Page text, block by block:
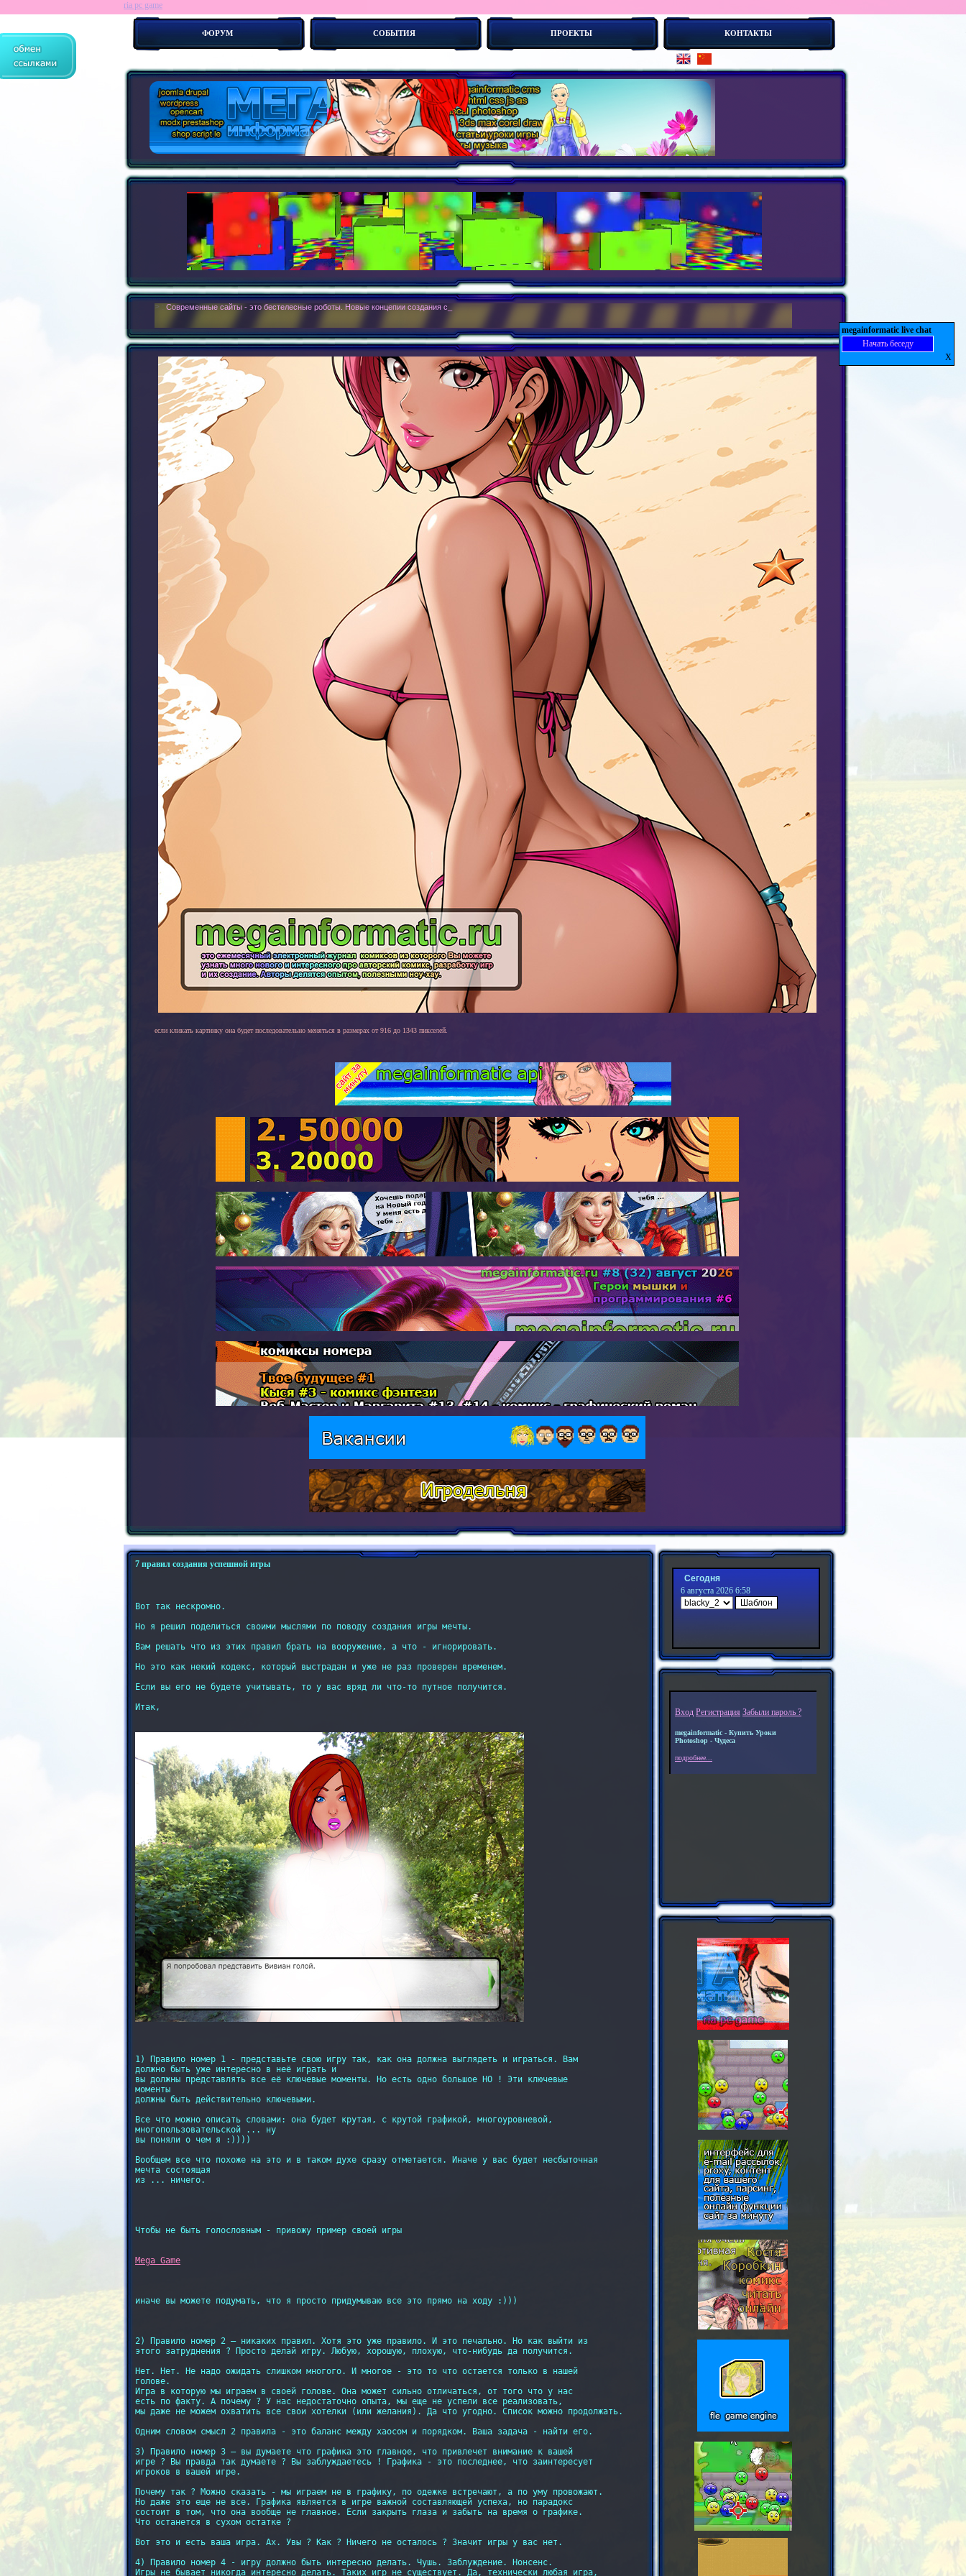
ФОРУМ СОБЫТИЯ ПРОЕКТЫ КОНТАКТЫ
ria pc game
> : Современные сайты - это бестелесные роботы. Новые концепии создания сайтов - дескриптивно-субтрактивный подход.
если кликать картинку она будет последовательно меняться в размерах от 916 до 1343 пикселей.
7 правил создания успешной игры
Вот так нескромно.
Но я решил поделиться своими мыслями по поводу создания игры мечты.
Вам решать что из этих правил брать на вооружение, а что - игнорировать.
Но это как некий кодекс, который выстрадан и уже не раз проверен временем.
Если вы его не будете учитывать, то у вас вряд ли что-то путное получится.
Итак,
1) Правило номер 1 - представьте свою игру так, как она должна выглядеть и играться. Вам
должно быть уже интересно в неё играть и
вы должны представлять все её ключевые моменты. Но есть одно большое НО ! Эти ключевые
моменты
должны быть действительно ключевыми.
Все что можно описать словами: она будет крутая, с крутой графикой, многоуровневой,
многопользовательской ... ну
вы поняли о чем я :))))
Вообщем все что похоже на это и в таком духе сразу отметается. Иначе у вас будет несбыточная
мечта состоящая
из ... ничего.
Чтобы не быть голословным - привожу пример своей игры
иначе вы можете подумать, что я просто придумываю все это прямо на ходу :)))
2) Правило номер 2 — никаких правил. Хотя это уже правило. И это печально. Но как выйти из
этого затруднения ? Просто делай игру. Любую, хорошую, плохую, что-нибудь да получится.
Нет. Нет. Не надо ожидать слишком многого. И многое - это то что остается только в нашей
голове.
Игра в которую мы играем в своей голове. Она может сильно отличаться, от того что у нас
есть по факту. А почему ? У нас недостаточно опыта, мы еще не успели все реализовать,
мы даже не можем охватить все свои хотелки (или желания). Да что угодно. Список можно продолжать.
Одним словом смысл 2 правила - это баланс между хаосом и порядком. Ваша задача - найти его.
3) Правило номер 3 — вы думаете что графика это главное, что привлечет внимание к вашей
игре ? Вы правда так думаете ? Вы заблуждаетесь ! Графика - это последнее, что заинтересует
игроков в вашей игре.
Почему так ? Можно сказать - мы играем не в графику, по одежке встречают, а по уму провожают.
Но даже это еще не все. Графика является в игре важной составляющей успеха, но парадокс
состоит в том, что она вообще не главное. Если закрыть глаза и забыть на время о графике.
Что останется в сухом остатке ?
Вот это и есть ваша игра. Ах. Увы ? Как ? Ничего не осталось ? Значит игры у вас нет.
4) Правило номер 4 - игру должно быть интересно делать. Чушь. Заблуждение. Нонсенс.
Игры не бывает никогда интересно делать. Таких игр не существует. Да, технически любая игра,
Сегодня
6 августа 2026 6:58
Вход Регистрация Забыли пароль ?
megainformatic - Купить Уроки
Photoshop - Чудеса
подробнее...
megainformatic live chat
Начать беседу
X